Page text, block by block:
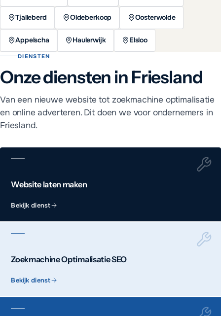
Tjalleberd Oldeberkoop Oosterwolde
Appelscha Haulerwijk Elsloo
DIENSTEN
Onze diensten in Friesland
Van een nieuwe website tot zoekmachine optimalisatie
en online adverteren. Dit doen we voor ondernemers in
Friesland.
Website laten maken
Bekijk dienst
Zoekmachine Optimalisatie SEO
Bekijk dienst